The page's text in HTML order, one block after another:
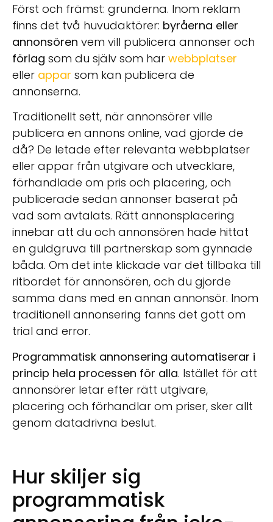
Först och främst: grunderna. Inom reklam
finns det två huvudaktörer: byråerna eller
annonsören vem vill publicera annonser och
förlag som du själv som har webbplatser
eller appar som kan publicera de
annonserna.
Traditionellt sett, när annonsörer ville
publicera en annons online, vad gjorde de
då? De letade efter relevanta webbplatser
eller appar från utgivare och utvecklare,
förhandlade om pris och placering, och
publicerade sedan annonser baserat på
vad som avtalats. Rätt annonsplacering
innebar att du och annonsören hade hittat
en guldgruva till partnerskap som gynnade
båda. Om det inte klickade var det tillbaka till
ritbordet för annonsören, och du gjorde
samma dans med en annan annonsör. Inom
traditionell annonsering fanns det gott om
trial and error.
Programmatisk annonsering automatiserar i
princip hela processen för alla. Istället för att
annonsörer letar efter rätt utgivare,
placering och förhandlar om priser, sker allt
genom datadrivna beslut.
Hur skiljer sig
programmatisk